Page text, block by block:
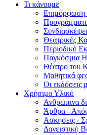
Τι κάνουμε
Επιμόρφωση
Θεατρικές
Περιοδικό
Παγκόσμια
Θέατρο του
Μαθητικά
Οι εκδόσεις
Χρήσιμο Υλικό
Ανθρώπινα
Άρθρα -
Ασκήσεις -
Δανειστική